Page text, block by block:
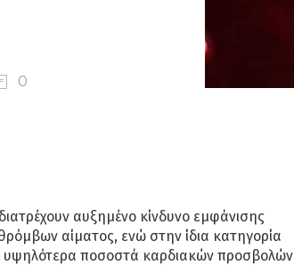
0
αυξημένο κίνδυνο εμφάνισης
αίματος, ενώ στην ίδια κατηγορία
υψηλότερα ποσοστά καρδιακών προσβολών